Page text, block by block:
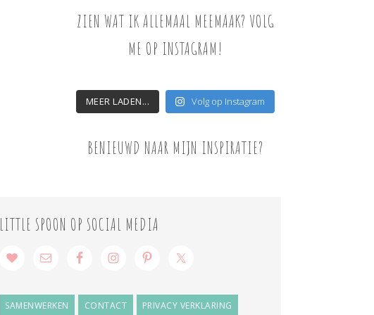
ZIEN WAT IK ALLEMAAL MEEMAAK? VOLG
ME OP INSTAGRAM!
MEER LADEN... Volg op Instagram
BENIEUWD NAAR MIJN INSPIRATIE?
LITTLE SPOON OP SOCIAL MEDIA
SAMENWERKEN CONTACT PRIVACY VERKLARING